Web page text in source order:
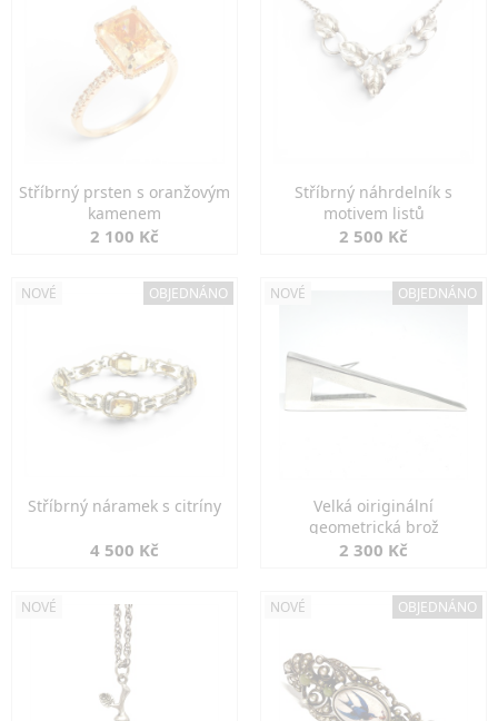
Stříbrný prsten s oranžovým
kamenem
2 100 Kč
Stříbrný náhrdelník s
motivem listů
2 500 Kč
NOVÉ OBJEDNÁNO
Stříbrný náramek s citríny
4 500 Kč
NOVÉ OBJEDNÁNO
Velká oiriginální
geometrická brož
2 300 Kč
NOVÉ NOVÉ OBJEDNÁNO